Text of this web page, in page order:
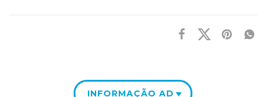
INFORMAÇÃO ADICIONAL